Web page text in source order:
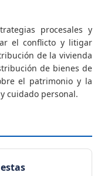
procesales y
el conflicto y litigar
de la vivienda
de bienes de
el patrimonio y la
cuidado personal.